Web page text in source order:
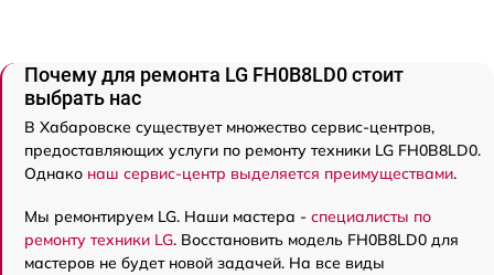
Почему для ремонта LG FH0B8LD0 стоит
выбрать нас
В Хабаровске существует множество сервис-центров,
предоставляющих услуги по ремонту техники LG FH0B8LD0.
Однако наш сервис-центр выделяется преимуществами.
Мы ремонтируем LG. Наши мастера - специалисты по
ремонту техники LG. Восстановить модель FH0B8LD0 для
мастеров не будет новой задачей. На все виды